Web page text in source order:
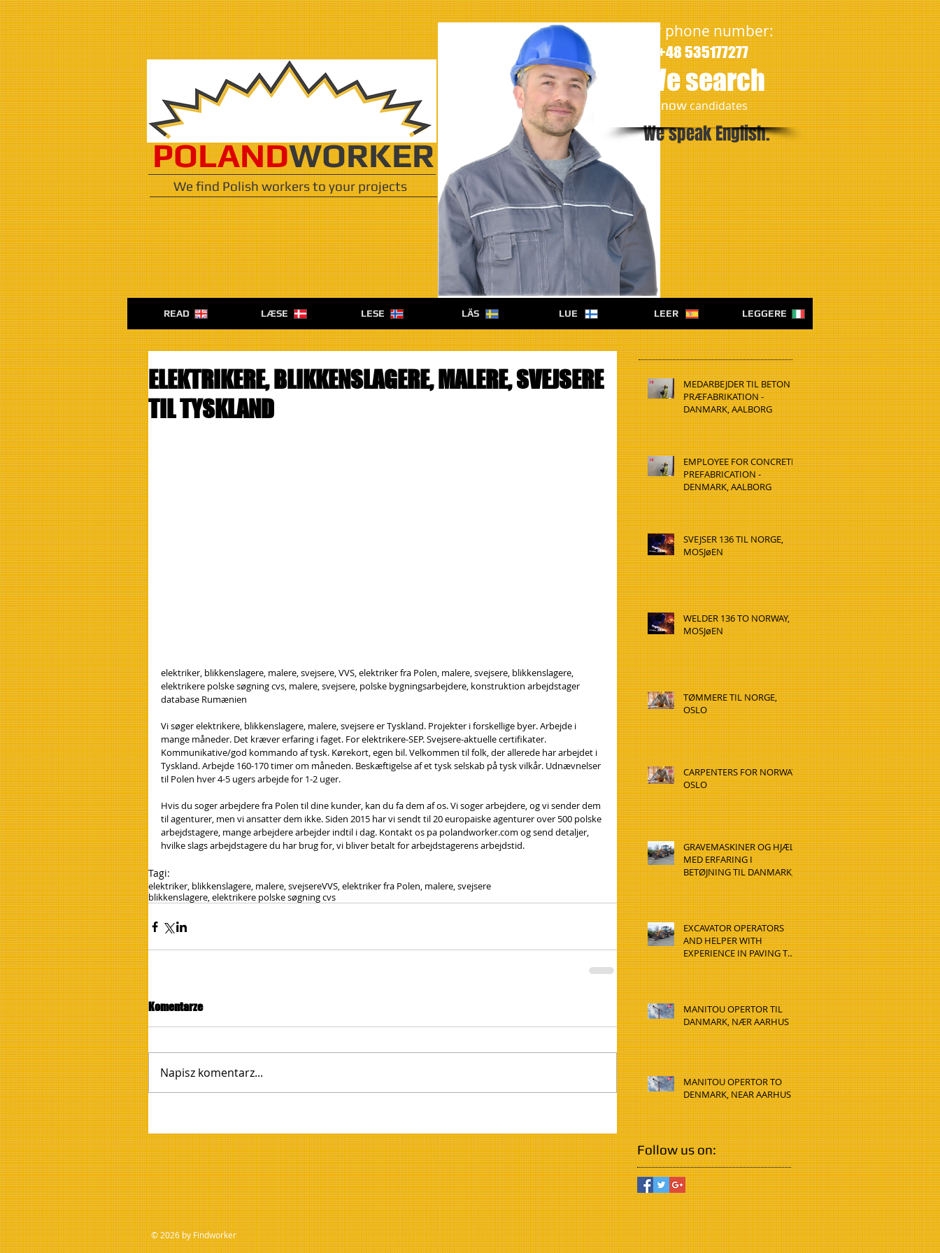
POLANDWORKER
We find Polish workersto your projects
We speak English.
READ LÆSE LESE LÄS LUE LEER LEGGERE
ELEKTRIKERE, BLIKKENSLAGERE, MALERE, SVEJSERE
TIL TYSKLAND
elektriker, blikkenslagere, malere, svejsere, VVS, elektriker fra Polen, malere, svejsere, blikkenslagere,
elektrikere polske søgning cvs, malere, svejsere, polske bygningsarbejdere, konstruktion arbejdstager
database Rumænien
Vi søger elektrikere, blikkenslagere, malere, svejsere er Tyskland. Projekter i forskellige byer. Arbejde i
mange måneder. Det kræver erfaring i faget. For elektrikere-SEP. Svejsere-aktuelle certifikater.
Kommunikative/god kommando af tysk. Kørekort, egen bil. Velkommen til folk, der allerede har arbejdet i
Tyskland. Arbejde 160-170 timer om måneden. Beskæftigelse af et tysk selskab på tysk vilkår. Udnævnelser
til Polen hver 4-5 ugers arbejde for 1-2 uger.
Hvis du soger arbejdere fra Polen til dine kunder, kan du fa dem af os. Vi soger arbejdere, og vi sender dem
til agenturer, men vi ansatter dem ikke. Siden 2015 har vi sendt til 20 europaiske agenturer over 500 polske
arbejdstagere, mange arbejdere arbejder indtil i dag. Kontakt os pa polandworker.com og send detaljer,
hvilke slags arbejdstagere du har brug for, vi bliver betalt for arbejdstagerens arbejdstid.
Tagi:
elektriker, blikkenslagere, malere, svejsereVVS, elektriker fra Polen, malere, svejsere
blikkenslagere, elektrikere polske søgning cvs
Komentarze
Napisz komentarz...
MEDARBEJDER TIL BETON
PRÆFABRIKATION -
DANMARK, AALBORG
EMPLOYEE FOR CONCRETE
PREFABRICATION -
DENMARK, AALBORG
SVEJSER 136 TIL NORGE,
MOSJøEN
WELDER 136 TO NORWAY,
MOSJøEN
TØMMERE TIL NORGE,
OSLO
CARPENTERS FOR NORWAY,
OSLO
GRAVEMASKINER OG HJÆLP
MED ERFARING I
BETØJNING TIL DANMARK,
HADSTEN
EXCAVATOR OPERATORS
AND HELPER WITH
EXPERIENCE IN PAVING TO
DENMARK, HADSTEN
MANITOU OPERTOR TIL
DANMARK, NÆR AARHUS
MANITOU OPERTOR TO
DENMARK, NEAR AARHUS
Follow us on:
Our phone number:
+48 535177277
We search
​nowcandidates
© 2026 by Findworker